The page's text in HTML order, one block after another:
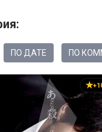
ПО ДАТЕ ПО